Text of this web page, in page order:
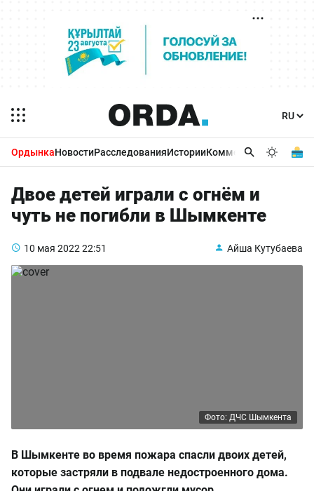
ОрдынкаНовостиРасследованияИсторииКомментарииБизнес
Двое детей играли с огнём и
чуть не погибли в Шымкенте
10 мая 2022 22:51 Айша Кутубаева
Фото: ДЧС Шымкента
В Шымкенте во время пожара спасли двоих детей,
которые застряли в подвале недостроенного дома.